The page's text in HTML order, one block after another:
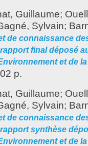
Guillaume;
Sylvain;
de connaissance
final déposé
et de
p.
Guillaume;
Sylvain;
de connaissance
synthèse
et de